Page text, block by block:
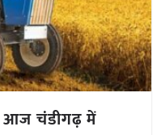
आज चंडीगढ़ में